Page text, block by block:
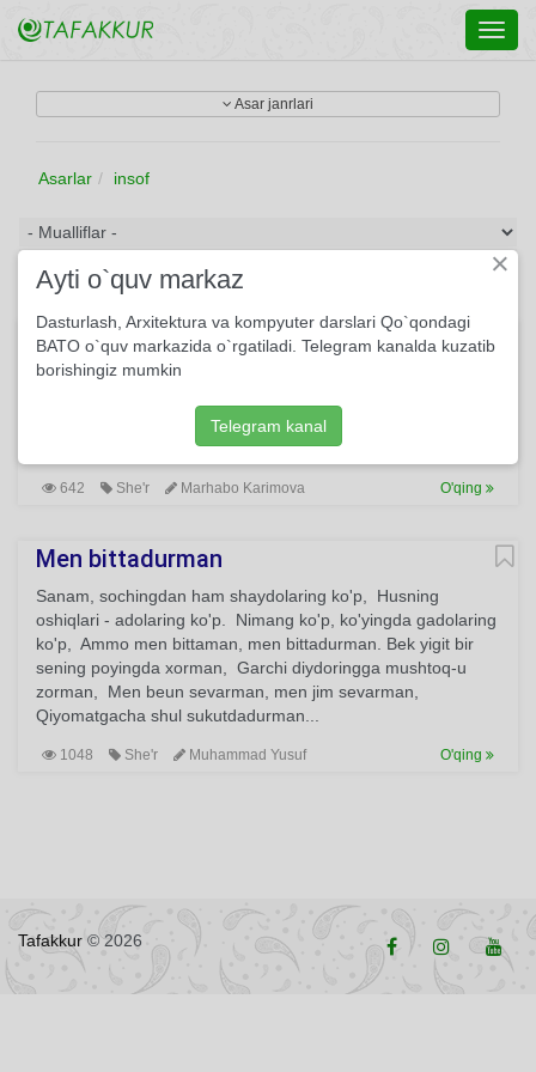
Asar janrlari
Asarlar insof
Insof
Quyilmadi hech erim, Ichim to'la o'kinish. Ellik yoshdan oshsa
Zirillardim kelsa ham. Xafa bo'lmasdim, agar Javobimni
642 She'r Marhabo Karimova O'qing
Men bittadurman
Sanam, sochingdan ham shaydolaring ko'p, Husning
oshiqlari - adolaring ko'p. Nimang ko'p, ko'yingda gadolaring
ko'p, Ammo men bittaman, men bittadurman. Bek yigit bir
sening poyingda xorman, Garchi diydoringga mushtoq-u
zorman, Men beun sevarman, men jim sevarman,
Qiyomatgacha shul sukutdadurman...
1048 She'r Muhammad Yusuf O'qing
Tafakkur © 2026
×
Ayti o`quv markaz
Dasturlash, Arxitektura va kompyuter darslari Qo`qondagi
BATO o`quv markazida o`rgatiladi. Telegram kanalda kuzatib
borishingiz mumkin
Telegram kanal